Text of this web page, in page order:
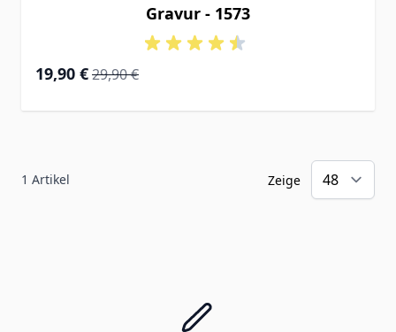
Gravur - 1573
Special Price
19,90 € Regular Price
29,90 €
1 Artikel Zeige